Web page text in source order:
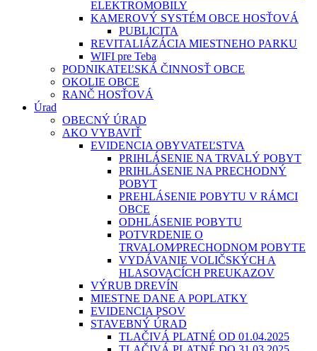
ELEKTROMOBILY
KAMEROVÝ SYSTÉM OBCE HOSŤOVÁ
PUBLICITA
REVITALIÁZÁCIA MIESTNEHO PARKU
WIFI pre Teba
PODNIKATEĽSKÁ ČINNOSŤ OBCE
OKOLIE OBCE
RANČ HOSŤOVÁ
Úrad
OBECNÝ ÚRAD
AKO VYBAVIŤ
EVIDENCIA OBYVATEĽSTVA
PRIHLÁSENIE NA TRVALÝ POBYT
PRIHLÁSENIE NA PRECHODNÝ
POBYT
PREHLÁSENIE POBYTU V RÁMCI
OBCE
ODHLÁSENIE POBYTU
POTVRDENIE O
TRVALOM⁄PRECHODNOM POBYTE
VYDÁVANIE VOLIČSKÝCH A
HLASOVACÍCH PREUKAZOV
VÝRUB DREVÍN
MIESTNE DANE A POPLATKY
EVIDENCIA PSOV
STAVEBNÝ ÚRAD
TLAČIVÁ PLATNÉ OD 01.04.2025